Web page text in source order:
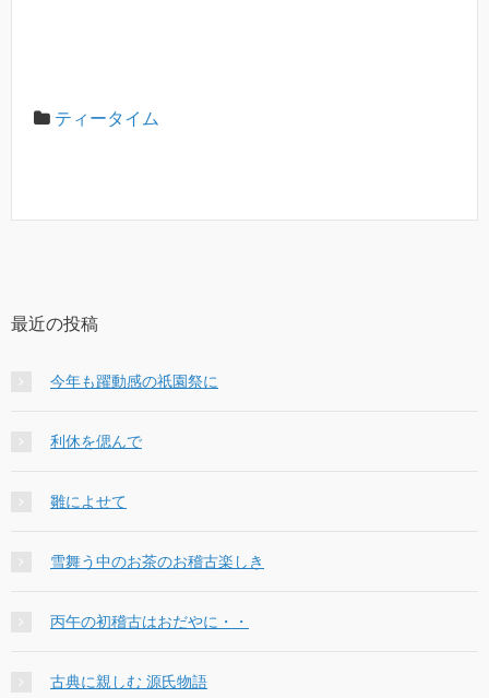
ティータイム
最近の投稿
今年も躍動感の祇園祭に
利休を偲んで
雛によせて
雪舞う中のお茶のお稽古楽しき
丙午の初稽古はおだやに・・
古典に親しむ 源氏物語